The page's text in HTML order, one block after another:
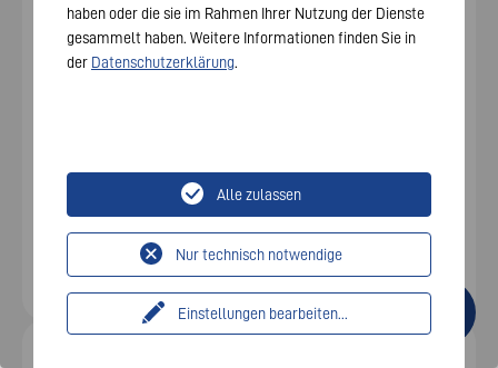
Außenbereiche
haben oder die sie im Rahmen Ihrer Nutzung der Dienste
gesammelt haben. Weitere Informationen finden Sie in
der Datenschutzerklärung.
Einstellungen bearbeiten...
Nur technisch notwendige
Alle zulassen